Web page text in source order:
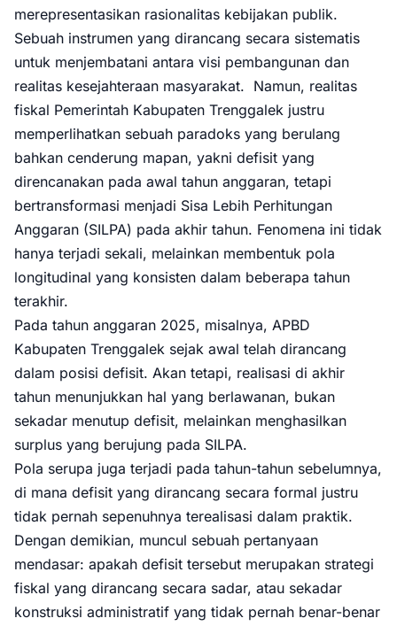
merepresentasikan rasionalitas kebijakan publik.
Sebuah instrumen yang dirancang secara sistematis
untuk menjembatani antara visi pembangunan dan
realitas kesejahteraan masyarakat. Namun, realitas
fiskal Pemerintah Kabupaten Trenggalek justru
memperlihatkan sebuah paradoks yang berulang
bahkan cenderung mapan, yakni defisit yang
direncanakan pada awal tahun anggaran, tetapi
bertransformasi menjadi Sisa Lebih Perhitungan
Anggaran (SILPA) pada akhir tahun. Fenomena ini tidak
hanya terjadi sekali, melainkan membentuk pola
longitudinal yang konsisten dalam beberapa tahun
terakhir.
Pada tahun anggaran 2025, misalnya, APBD
Kabupaten Trenggalek sejak awal telah dirancang
dalam posisi defisit. Akan tetapi, realisasi di akhir
tahun menunjukkan hal yang berlawanan, bukan
sekadar menutup defisit, melainkan menghasilkan
surplus yang berujung pada SILPA.
Pola serupa juga terjadi pada tahun-tahun sebelumnya,
di mana defisit yang dirancang secara formal justru
tidak pernah sepenuhnya terealisasi dalam praktik.
Dengan demikian, muncul sebuah pertanyaan
mendasar: apakah defisit tersebut merupakan strategi
fiskal yang dirancang secara sadar, atau sekadar
konstruksi administratif yang tidak pernah benar-benar